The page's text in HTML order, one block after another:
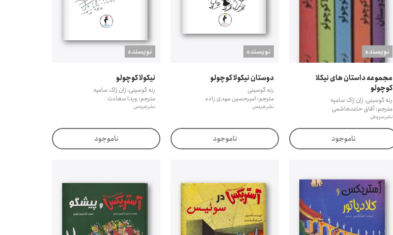
نويسنده
مجموعه داستان های نیکلا
کوچولو
رنه گوسینی، ژان ژاک سامپه
مترجم: آفاق حامدهاشمی
نشر سروش
ناموجود
نويسنده
دوستان نیکولا کوچولو
رنه گوسینی
مترجم: امیرحسین مهدی زاده
نشر هرمس
ناموجود
نويسنده
نیکولا کوچولو
رنه گوسینی، ژان ژاک سامپه
مترجم: ویدا سعادت
نشر هرمس
ناموجود